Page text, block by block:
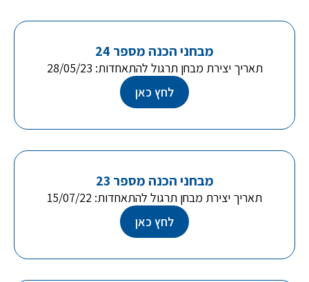
מבחני הכנה מספר 24
תאריך יצירת מבחן תרגול להתאחדות: 28/05/23
לחץ כאן
מבחני הכנה מספר 23
תאריך יצירת מבחן תרגול להתאחדות: 15/07/22
לחץ כאן